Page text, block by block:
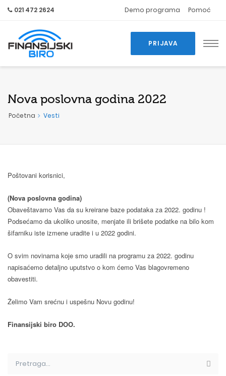
021 472 2624 Demo programa Pomoć
PRIJAVA
Nova poslovna godina 2022
Početna Vesti
Poštovani korisnici,
(Nova poslovna godina)
Obaveštavamo Vas da su kreirane baze podataka za 2022. godinu !
Podsećamo da ukoliko unosite, menjate ili brišete podatke na bilo kom
šifarniku iste izmene uradite i u 2022 godini.
O svim novinama koje smo uradili na programu za 2022. godinu
napisaćemo detaljno uputstvo o kom ćemo Vas blagovremeno
obavestiti.
Želimo Vam srećnu i uspešnu Novu godinu!
Finansijski biro DOO.